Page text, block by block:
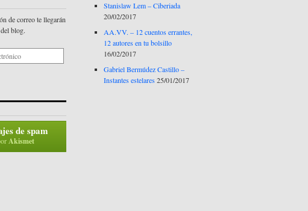
de correo te llegarán
blog.
de spam
Akismet
Stanislaw Lem – Ciberiada
20/02/2017
AA.VV. – 12 cuentos errantes,
12 autores en tu bolsillo
16/02/2017
Gabriel Bermúdez Castillo –
Instantes estelares25/01/2017